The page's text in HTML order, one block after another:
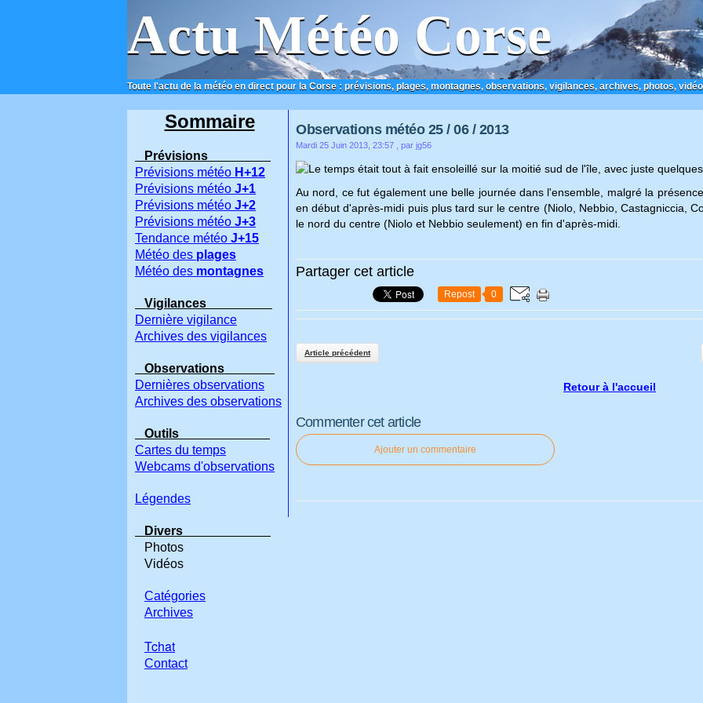
Actu Météo Corse
Toute l'actu de la météo en direct pour la Corse : prévisions, plages, montagnes, observations, vigilances, archives, photos,
ACCUEIL CONTACT
Observations météo 25 / 06 / 2013
Mardi 25 Juin 2013, 23:57 , par jg56
Le temps était tout à fait ensoleillé sur la moitié sud de l'île, avec juste
Au nord, ce fut également une belle journée dans l'ensemble, malgré la
en début d'après-midi puis plus tard sur le centre (Niolo, Nebbio, Castagniccia,
le nord du centre (Niolo et Nebbio seulement) en fin d'après-midi.
Partager cet article
Repost 0
Article précédent
Retour à l'accueil
Commenter cet article
Ajouter un commentaire
Sommaire
Prévisions
Prévisions météo H+12
Prévisions météo J+1
Prévisions météo J+2
Prévisions météo J+3
Tendance météo J+15
Météo des plages
Météo des montagnes
Vigilances
Dernière vigilance
Archives des vigilances
Observations
Dernières observations
Archives des observations
Outils
Cartes du temps
Webcams d'observations
Légendes
Divers
Photos
Vidéos
Catégories
Archives
Tchat
Contact